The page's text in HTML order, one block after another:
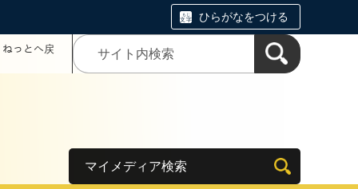
ひらがなをつける
っとへ戻
マイメディア検索